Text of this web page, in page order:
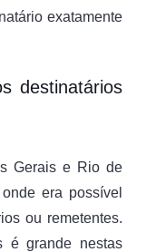
exatamente
destinatários
Gerais e Rio de
era possível
ou remetentes.
é grande nestas